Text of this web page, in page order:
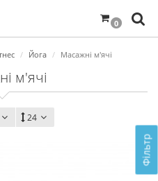
0
Фільтр
Йога Масажні м'ячі
м'ячі
24